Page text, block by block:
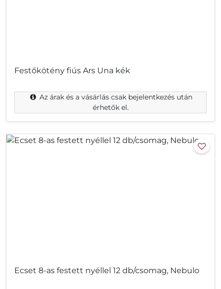
Festőkötény fiús Ars Una kék
Az árak és a vásárlás csak bejelentkezés után
érhetők el.
Ecset 8-as festett nyéllel 12 db/csomag, Nebulo